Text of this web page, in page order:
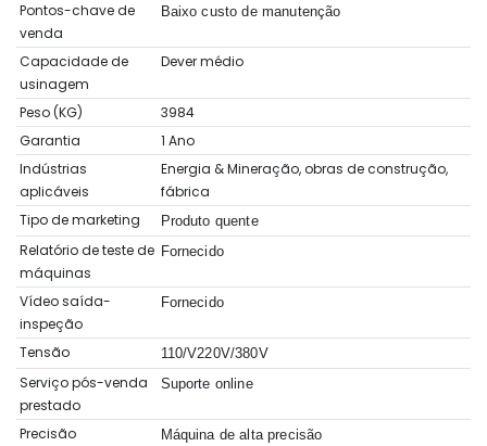
Pontos-chave de
venda
Baixo custo de manutenção
Capacidade de
usinagem
Dever médio
Peso (KG)
3984
Garantia
1 Ano
Indústrias
aplicáveis
Energia & Mineração, obras de construção,
fábrica
Tipo de marketing
Produto quente
Relatório de teste de
máquinas
Fornecido
Vídeo saída-
inspeção
Fornecido
Tensão 110/V220V/380V
Serviço pós-venda
prestado
Suporte online
Precisão Máquina de alta precisão